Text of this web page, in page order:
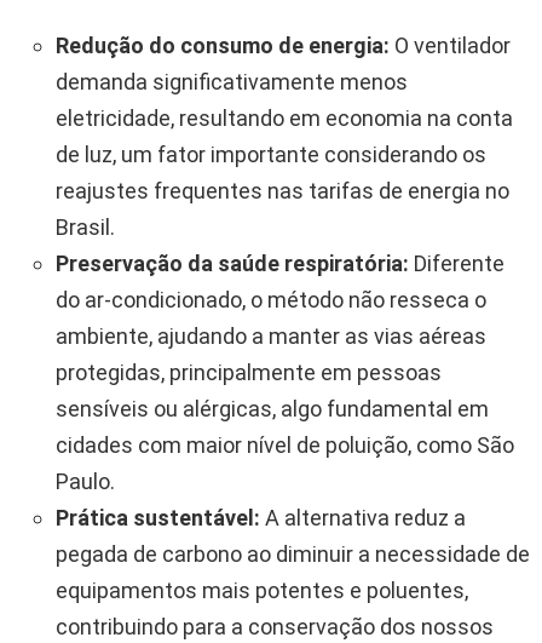
Redução do consumo de energia: O ventilador
demanda significativamente menos
eletricidade, resultando em economia na conta
de luz, um fator importante considerando os
reajustes frequentes nas tarifas de energia no
Brasil.
Preservação da saúde respiratória: Diferente
do ar-condicionado, o método não resseca o
ambiente, ajudando a manter as vias aéreas
protegidas, principalmente em pessoas
sensíveis ou alérgicas, algo fundamental em
cidades com maior nível de poluição, como São
Paulo.
Prática sustentável: A alternativa reduz a
pegada de carbono ao diminuir a necessidade de
equipamentos mais potentes e poluentes,
contribuindo para a conservação dos nossos